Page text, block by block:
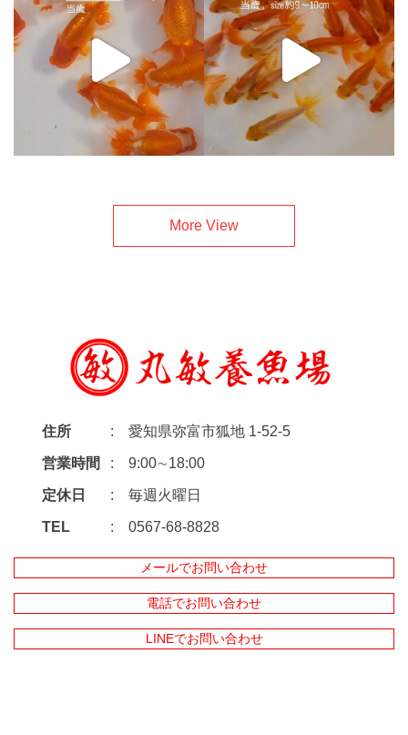
More View
住所 愛知県弥富市狐地 1-52-5
営業時間 9:00∼18:00
定休日 毎週火曜日
TEL 0567-68-8828
メールでお問い合わせ
電話でお問い合わせ
LINEでお問い合わせ